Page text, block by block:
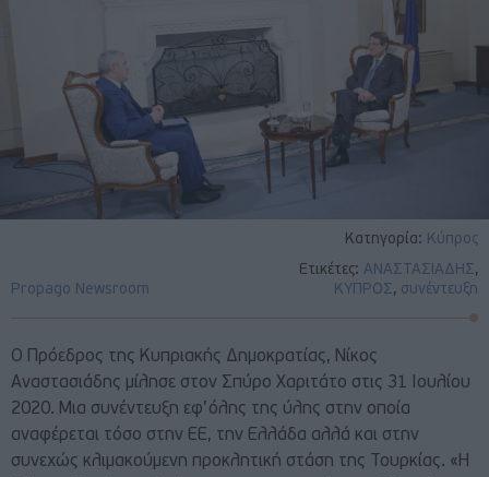
Κατηγορία: Κύπρος
Ετικέτες: ΑΝΑΣΤΑΣΙΑΔΗΣ,
ΚΥΠΡΟΣ, συνέντευξη
Propago Newsroom
Ο Πρόεδρος της Κυπριακής Δημοκρατίας, Νίκος
Αναστασιάδης μίλησε στον Σπύρο Χαριτάτο στις 31 Ιουλίου
2020. Μια συνέντευξη εφ’όλης της ύλης στην οποία
αναφέρεται τόσο στην ΕΕ, την Ελλάδα αλλά και στην
συνεχώς κλιμακούμενη προκλητική στάση της Τουρκίας. «Η